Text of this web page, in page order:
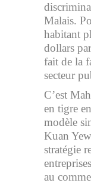
Malais.
habitant
dollars
fait de la
secteur
C’est
en tigre
modèle
Kuan
stratégie
au